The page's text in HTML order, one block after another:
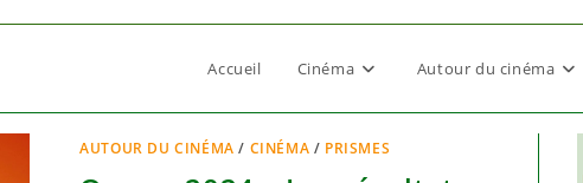
Accueil Cinéma Autour du cinéma
AUTOUR DU CINÉMA / CINÉMA / PRISMES